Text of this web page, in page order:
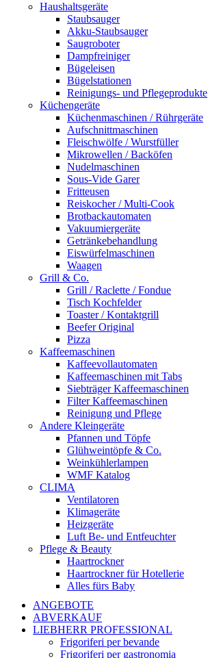
Haushaltsgeräte
Staubsauger
Akku-Staubsauger
Saugroboter
Dampfreiniger
Bügeleisen
Bügelstationen
Reinigungs- und Pflegeprodukte
Küchengeräte
Küchenmaschinen / Rührgeräte
Aufschnittmaschinen
Fleischwölfe / Wurstfüller
Mikrowellen / Backöfen
Nudelmaschinen
Sous-Vide Garer
Fritteusen
Reiskocher / Multi-Cook
Brotbackautomaten
Vakuumiergeräte
Getränkebehandlung
Eiswürfelmaschinen
Waagen
Grill & Co.
Grill / Raclette / Fondue
Tisch Kochfelder
Toaster / Kontaktgrill
Beefer Original
Pizza
Kaffeemaschinen
Kaffeevollautomaten
Kaffeemaschinen mit Tabs
Siebträger Kaffeemaschinen
Filter Kaffeemaschinen
Reinigung und Pflege
Andere Kleingeräte
Pfannen und Töpfe
Glühweintöpfe & Co.
Weinkühlerlampen
WMF Katalog
CLIMA
Ventilatoren
Klimageräte
Heizgeräte
Luft Be- und Entfeuchter
Pflege & Beauty
Haartrockner
Haartrockner für Hotellerie
Alles fürs Baby
ANGEBOTE
ABVERKAUF
LIEBHERR PROFESSIONAL
Frigoriferi per bevande
Frigoriferi per gastronomia